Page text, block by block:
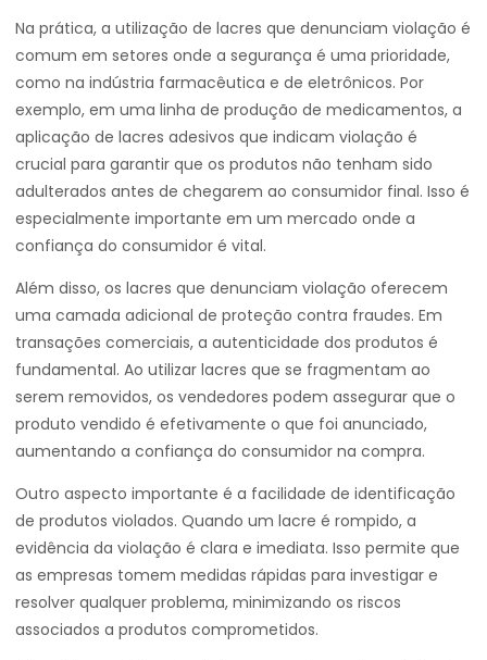
Na prática, a utilização de lacres que denunciam violação é
comum em setores onde a segurança é uma prioridade,
como na indústria farmacêutica e de eletrônicos. Por
exemplo, em uma linha de produção de medicamentos, a
aplicação de lacres adesivos que indicam violação é
crucial para garantir que os produtos não tenham sido
adulterados antes de chegarem ao consumidor final. Isso é
especialmente importante em um mercado onde a
confiança do consumidor é vital.
Além disso, os lacres que denunciam violação oferecem
uma camada adicional de proteção contra fraudes. Em
transações comerciais, a autenticidade dos produtos é
fundamental. Ao utilizar lacres que se fragmentam ao
serem removidos, os vendedores podem assegurar que o
produto vendido é efetivamente o que foi anunciado,
aumentando a confiança do consumidor na compra.
Outro aspecto importante é a facilidade de identificação
de produtos violados. Quando um lacre é rompido, a
evidência da violação é clara e imediata. Isso permite que
as empresas tomem medidas rápidas para investigar e
resolver qualquer problema, minimizando os riscos
associados a produtos comprometidos.